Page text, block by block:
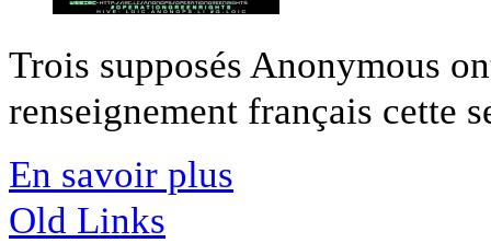
Trois supposés Anonymous
renseignement français cette
En savoir plus
Old Links